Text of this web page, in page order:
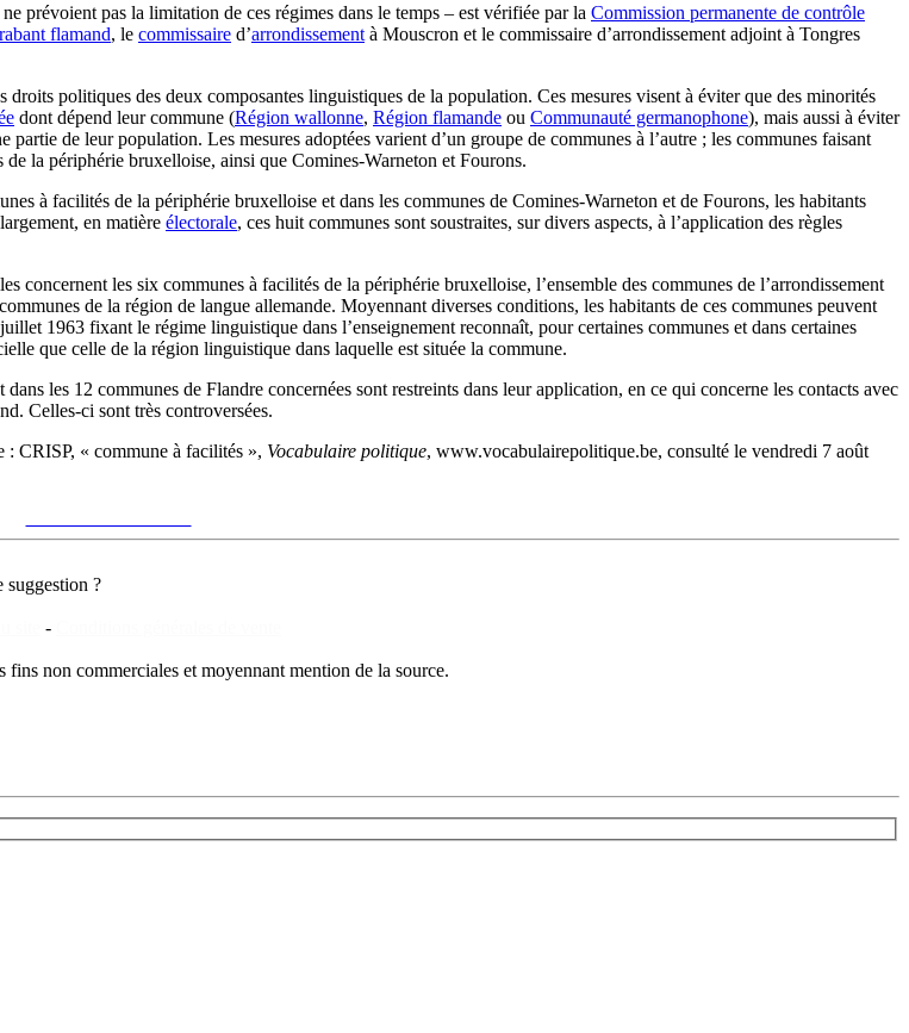
prévoient pas la limitation de ces régimes dans le temps – est vérifiée par la Commission permanente de contrôle
flamand, le commissaire d’arrondissement à Mouscron et le commissaire d’arrondissement adjoint à Tongres
politiques des deux composantes linguistiques de la population. Ces mesures visent à éviter que des minorités
dont dépend leur commune (Région wallonne, Région flamande ou Communauté germanophone), mais aussi à éviter
de leur population. Les mesures adoptées varient d’un groupe de communes à l’autre ; les communes faisant
la périphérie bruxelloise, ainsi que Comines-Warneton et Fourons.
à facilités de la périphérie bruxelloise et dans les communes de Comines-Warneton et de Fourons, les habitants
en matière électorale, ces huit communes sont soustraites, sur divers aspects, à l’application des règles
concernent les six communes à facilités de la périphérie bruxelloise, l’ensemble des communes de l’arrondissement
de la région de langue allemande. Moyennant diverses conditions, les habitants de ces communes peuvent
1963 fixant le régime linguistique dans l’enseignement reconnaît, pour certaines communes et dans certaines
que celle de la région linguistique dans laquelle est située la commune.
les 12 communes de Flandre concernées sont restreints dans leur application, en ce qui concerne les contacts avec
Celles-ci sont très controversées.
: CRISP, « commune à facilités », Vocabulaire politique, www.vocabulairepolitique.be, consulté le vendredi 7 août
suggestion ?
-
fins non commerciales et moyennant mention de la source.